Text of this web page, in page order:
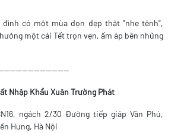
đình có một mùa dọn dẹp thật "nhẹ tênh",
một cái Tết trọn vẹn, ấm áp bên những
Nhập Khẩu Xuân Trường Phát
ngách 2/30 Đường tiếp giáp Văn Phú,
Hưng, Hà Nội